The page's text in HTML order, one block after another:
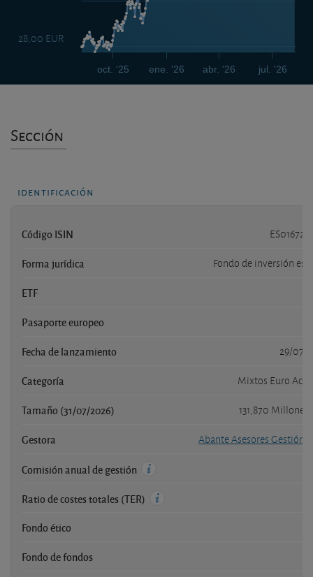
ene. '26 jul. '26
oct. '25 abr. '26
28,00 EUR
Sección
identificación
Código ISIN
Forma jurídica Fondo de inversión
ETF
Pasaporte europeo
Fecha de lanzamiento 29/07/
Categoría Mixtos Euro
Tamaño (31/07/2026) 131,870 Millones
Gestora Abante Asesores Gestión
Comisión anual de gestión
Ratio de costes totales (TER)
Fondo ético
Fondo de fondos